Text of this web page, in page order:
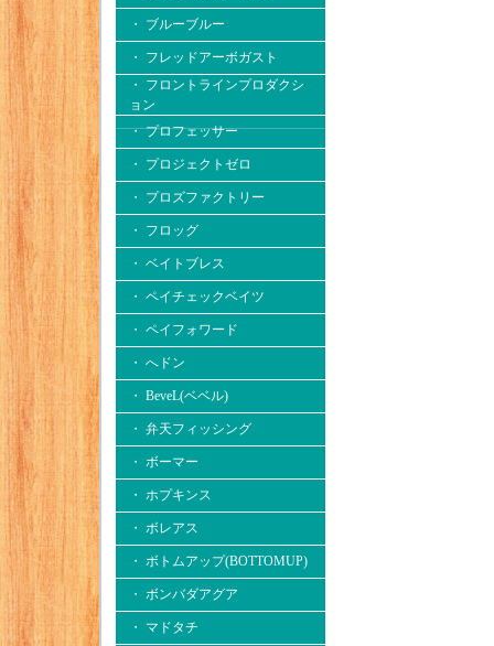
・ ブルーブルー
・ フレッドアーボガスト
・ フロントラインプロダクシ
ョン
・ プロフェッサー
・ プロジェクトゼロ
・ プロズファクトリー
・ フロッグ
・ ベイトブレス
・ ペイチェックベイツ
・ ペイフォワード
・ へドン
・ BeveL(ベベル)
・ 弁天フィッシング
・ ボーマー
・ ホプキンス
・ ボレアス
・ ボトムアップ(BOTTOMUP)
・ ボンバダアグア
・ マドタチ